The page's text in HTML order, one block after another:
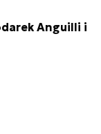
Anguilli i